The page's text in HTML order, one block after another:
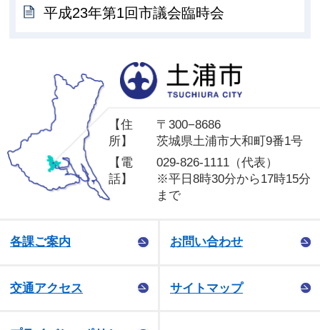
平成23年第1回市議会臨時会
【住
所】
〒300−8686
茨城県土浦市大和町9番1号
【電
話】
029-826-1111（代表）
※平日8時30分から17時15分
まで
各課ご案内 お問い合わせ
交通アクセス サイトマップ